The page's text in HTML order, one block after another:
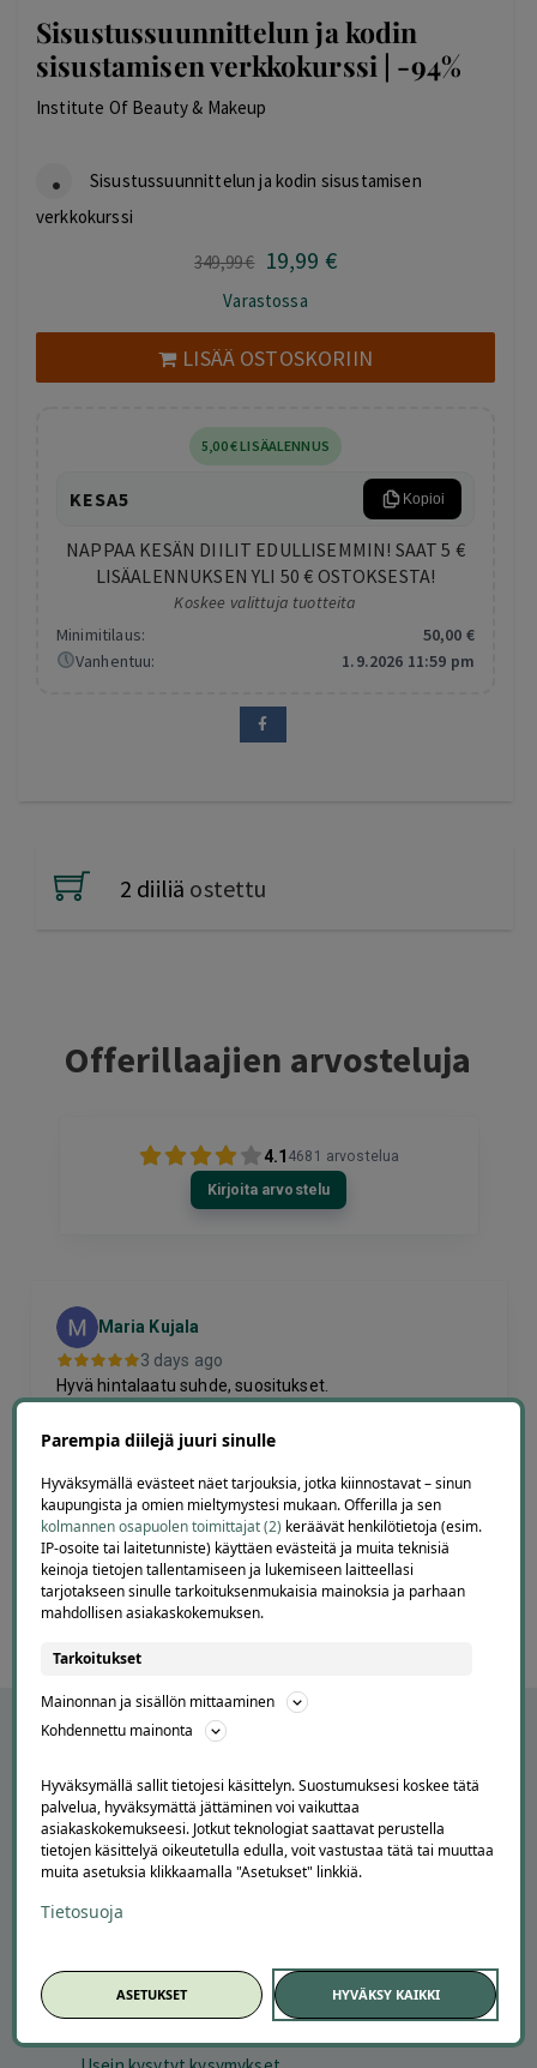
Sisustussuunnittelun ja kodin
sisustamisen verkkokurssi | -94%
Institute Of Beauty & Makeup
Sisustussuunnittelun ja kodin sisustamisen
verkkokurssi
349,99€ Alkuperäinen
oli:
349,99 €.
19,99 €Nykyinen
19,99 €.
Varastossa
LISÄÄ OSTOSKORIIN
5 ,00€LISÄALENNUS
KESA5 Kopioi
NAPPAA KESÄN DIILIT EDULLISEMMIN! SAAT 5 €
LISÄALENNUKSEN YLI 50 € OSTOKSESTA!
Koskee valittuja tuotteita
Minimitilaus:
50,00 €
Vanhentuu:
1.9.2026 11:59 pm
2 diiliä ostettu
Offerillaajien arvosteluja
4.1 4681 arvostelua
Kirjoita arvostelu
Maria Kujala
3 days ago
Hyvä hintalaatu suhde, suositukset.
Page
6 / 60
Peruuta tilaus
Asiakaspalvelu
Kuinka Offerilla toimii
Parempia diilejä juuri sinulle
Hyväksymällä evästeet näet tarjouksia, jotka kiinnostavat – sinun
kaupungista ja omien mieltymystesi mukaan. Offerilla ja sen
kolmannen osapuolen toimittajat (2) keräävät henkilötietoja (esim.
IP-osoite tai laitetunniste) käyttäen evästeitä ja muita teknisiä
keinoja tietojen tallentamiseen ja lukemiseen laitteellasi
tarjotakseen sinulle tarkoituksenmukaisia mainoksia ja parhaan
mahdollisen asiakaskokemuksen.
Tarkoitukset
Mainonnan ja sisällön mittaaminen
Kohdennettu mainonta
Hyväksymällä sallit tietojesi käsittelyn. Suostumuksesi koskee tätä
palvelua, hyväksymättä jättäminen voi vaikuttaa
asiakaskokemukseesi. Jotkut teknologiat saattavat perustella
tietojen käsittelyä oikeutetulla edulla, voit vastustaa tätä tai muuttaa
muita asetuksia klikkaamalla "Asetukset" linkkiä.
Tietosuoja
ASETUKSET HYVÄKSY KAIKKI